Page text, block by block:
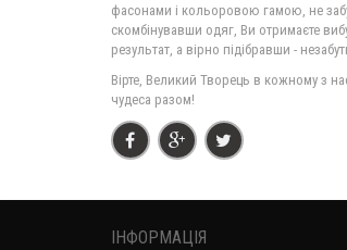
фасонами і кольоровою гамою, не
скомбінувавши одяг, Ви отримаєте
результат, а вірно підібравши -
Вірте, Великий Творець в кожному з
чудеса разом!
ІНФОРМАЦІЯ